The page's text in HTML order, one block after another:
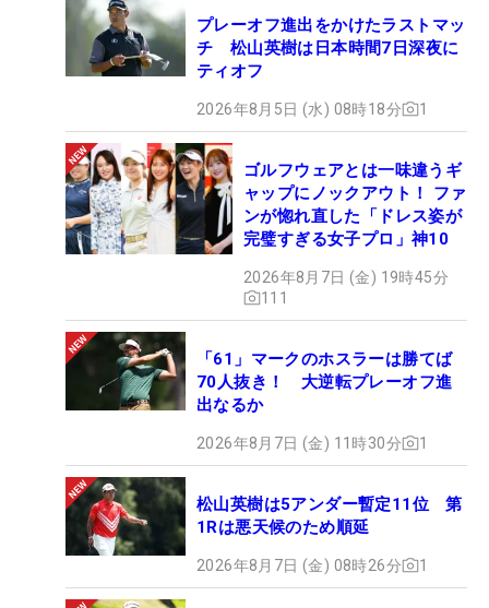
プレーオフ進出をかけたラストマッ
チ 松山英樹は日本時間7日深夜に
ティオフ
2026年8月5日 (水) 08時18分 1
ゴルフウェアとは一味違うギ
ャップにノックアウト！ ファ
ンが惚れ直した「ドレス姿が
完璧すぎる女子プロ」神10
2026年8月7日 (金) 19時45分
111
「61」マークのホスラーは勝てば
70人抜き！ 大逆転プレーオフ進
出なるか
2026年8月7日 (金) 11時30分 1
松山英樹は5アンダー暫定11位 第
1Rは悪天候のため順延
2026年8月7日 (金) 08時26分 1